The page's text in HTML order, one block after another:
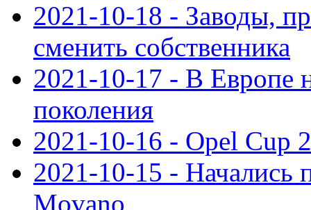
2021-10-18 - Заводы,
сменить собственника
2021-10-17 - В Европе
поколения
2021-10-16 - Opel Cup
2021-10-15 - Начались
Movano